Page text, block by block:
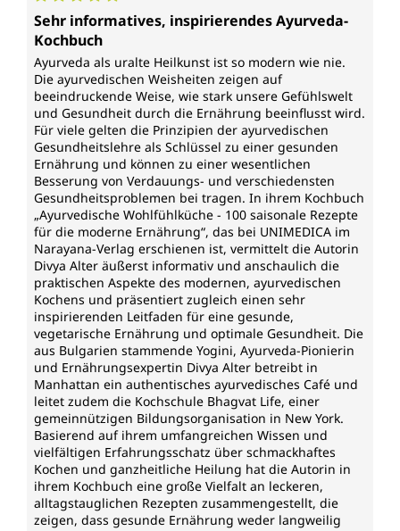
Durchschnittliche Bewertung von 5 von 5 Sternen
Sehr informatives, inspirierendes Ayurveda-
Kochbuch
Ayurveda als uralte Heilkunst ist so modern wie nie.
Die ayurvedischen Weisheiten zeigen auf
beeindruckende Weise, wie stark unsere Gefühlswelt
und Gesundheit durch die Ernährung beeinflusst wird.
Für viele gelten die Prinzipien der ayurvedischen
Gesundheitslehre als Schlüssel zu einer gesunden
Ernährung und können zu einer wesentlichen
Besserung von Verdauungs- und verschiedensten
Gesundheitsproblemen bei tragen. In ihrem Kochbuch
„Ayurvedische Wohlfühlküche - 100 saisonale Rezepte
für die moderne Ernährung“, das bei UNIMEDICA im
Narayana-Verlag erschienen ist, vermittelt die Autorin
Divya Alter äußerst informativ und anschaulich die
praktischen Aspekte des modernen, ayurvedischen
Kochens und präsentiert zugleich einen sehr
inspirierenden Leitfaden für eine gesunde,
vegetarische Ernährung und optimale Gesundheit. Die
aus Bulgarien stammende Yogini, Ayurveda-Pionierin
und Ernährungsexpertin Divya Alter betreibt in
Manhattan ein authentisches ayurvedisches Café und
leitet zudem die Kochschule Bhagvat Life, einer
gemeinnützigen Bildungsorganisation in New York.
Basierend auf ihrem umfangreichen Wissen und
vielfältigen Erfahrungsschatz über schmackhaftes
Kochen und ganzheitliche Heilung hat die Autorin in
ihrem Kochbuch eine große Vielfalt an leckeren,
alltagstauglichen Rezepten zusammengestellt, die
zeigen, dass gesunde Ernährung weder langweilig